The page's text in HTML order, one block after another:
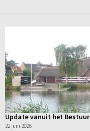
Update vanuit het Bestuur
22 juni 2026